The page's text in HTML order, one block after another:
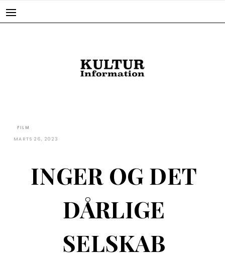
FILM
MARTS 26, 2023
INGER OG DET
DÅRLIGE
SELSKAB